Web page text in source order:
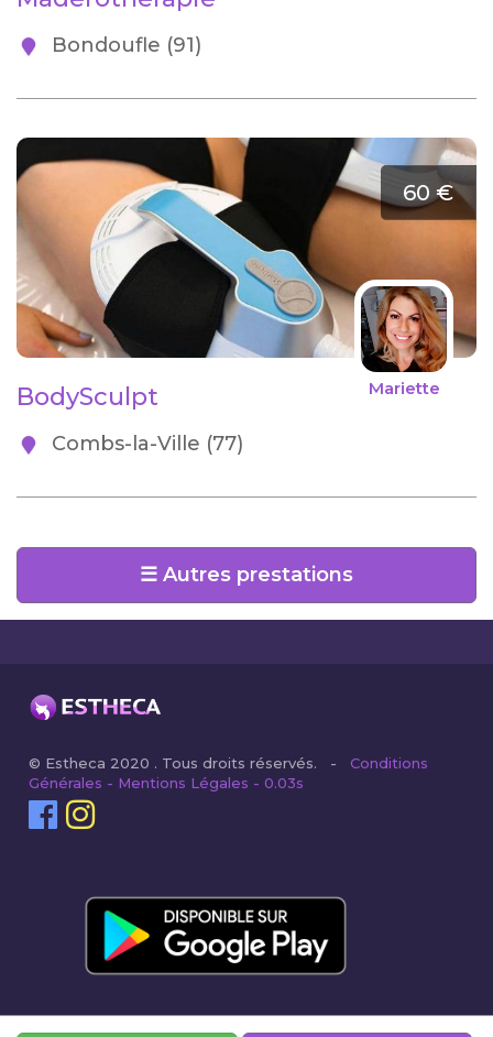
Bondoufle (91)
60 €
Mariette
BodySculpt
Combs-la-Ville (77)
☰ Autres prestations
© Estheca 2020 . Tous droits réservés. -Conditions
Générales - Mentions Légales - 0.03s